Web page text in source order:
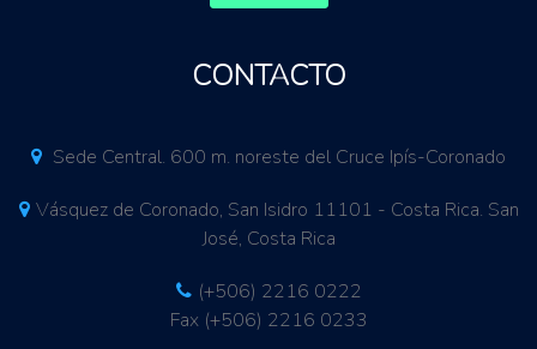
CONTACTO
Sede Central. 600 m. noreste del Cruce Ipís-Coronado
Vásquez de Coronado, San Isidro 11101 - Costa Rica. San
José, Costa Rica
(+506) 2216 0222
Fax (+506) 2216 0233